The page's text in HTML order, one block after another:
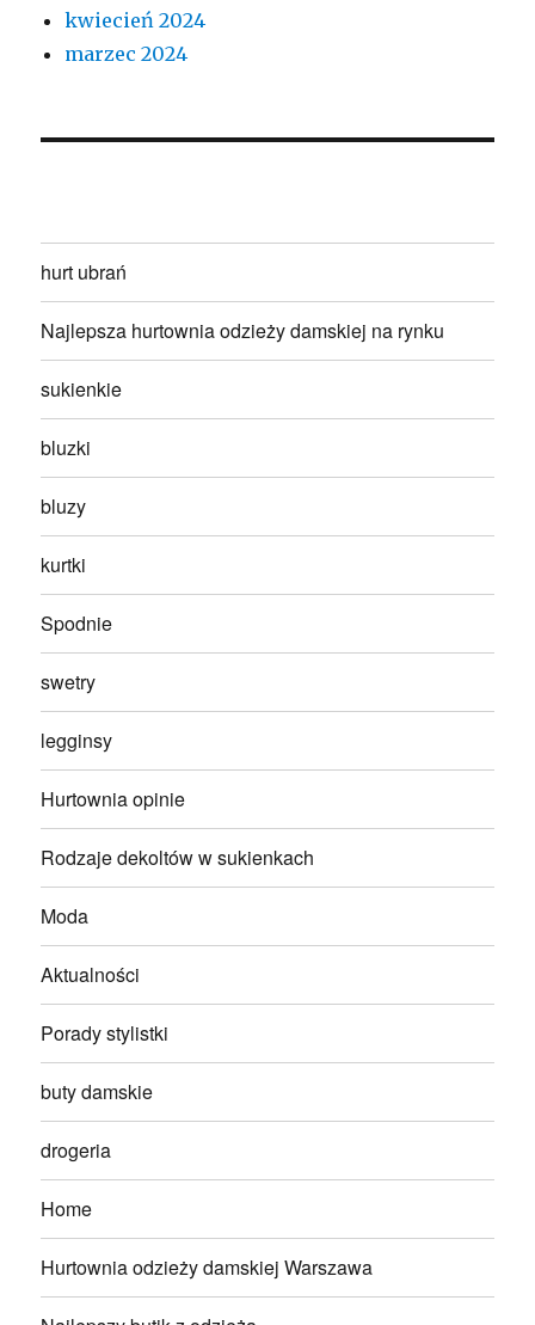
kwiecień 2024
marzec 2024
hurt ubrań
Najlepsza hurtownia odzieży damskiej na rynku
sukienkie
bluzki
bluzy
kurtki
Spodnie
swetry
legginsy
Hurtownia opinie
Rodzaje dekoltów w sukienkach
Moda
Aktualności
Porady stylistki
buty damskie
drogeria
Home
Hurtownia odzieży damskiej Warszawa